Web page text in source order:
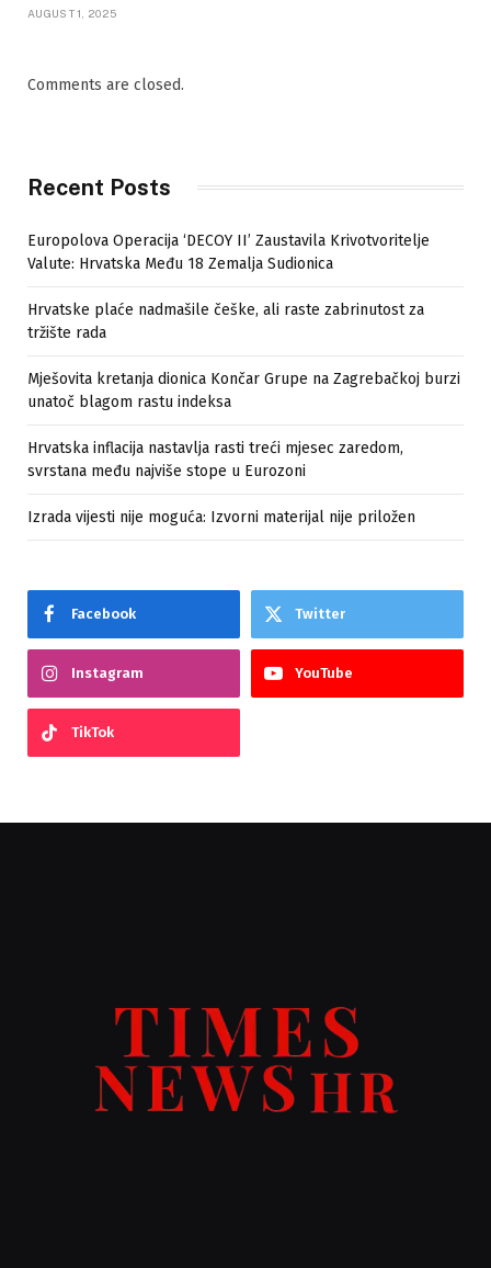
AUGUST 1, 2025
Comments are closed.
Recent Posts
Europolova Operacija ‘DECOY II’ Zaustavila Krivotvoritelje
Valute: Hrvatska Među 18 Zemalja Sudionica
Hrvatske plaće nadmašile češke, ali raste zabrinutost za
tržište rada
Mješovita kretanja dionica Končar Grupe na Zagrebačkoj burzi
unatoč blagom rastu indeksa
Hrvatska inflacija nastavlja rasti treći mjesec zaredom,
svrstana među najviše stope u Eurozoni
Izrada vijesti nije moguća: Izvorni materijal nije priložen
Facebook Twitter
Instagram YouTube
TikTok